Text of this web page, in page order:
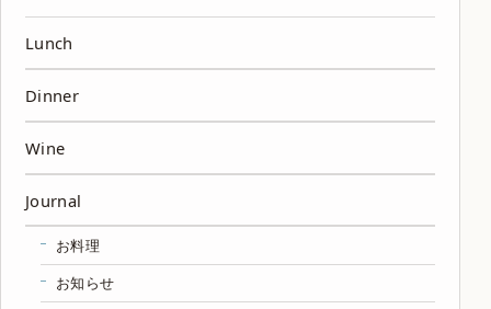
Lunch
Dinner
Wine
Journal
お料理
お知らせ